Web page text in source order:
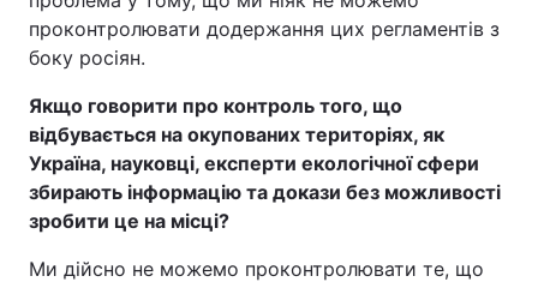
проконтролювати додержання цих регламентів з
боку росіян.
Якщо говорити про контроль того, що
відбувається на окупованих територіях, як
Україна, науковці, експерти екологічної сфери
збирають інформацію та докази без можливості
зробити це на місці?
Ми дійсно не можемо проконтролювати те, що